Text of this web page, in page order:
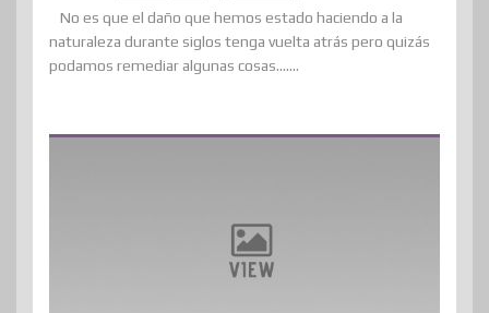
No es que el daño que hemos estado haciendo a la
naturaleza durante siglos tenga vuelta atrás pero quizás
podamos remediar algunas cosas.......